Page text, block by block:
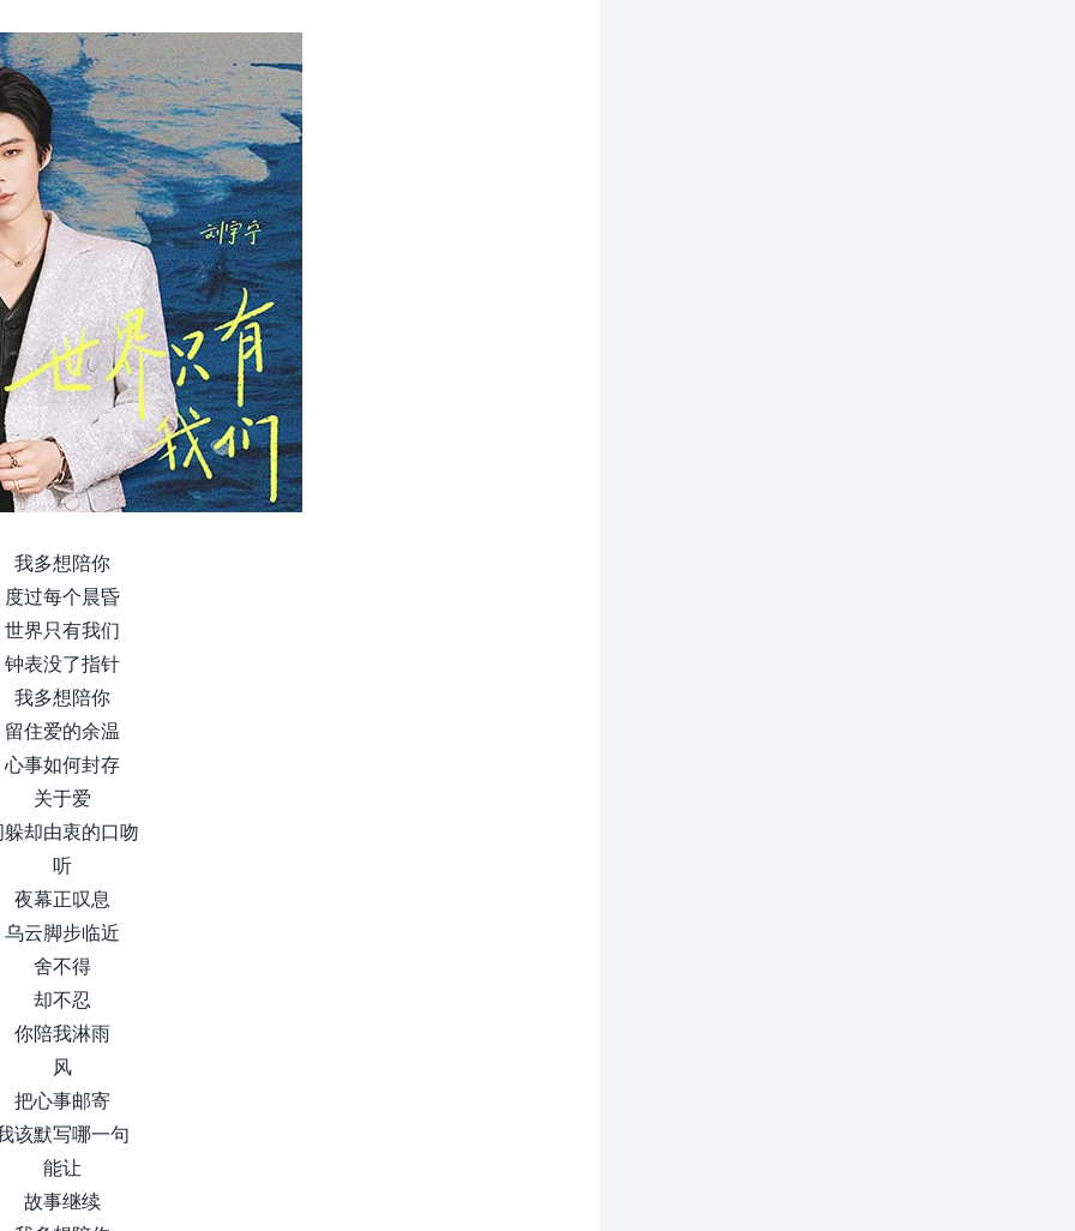
我多想陪你
度过每个晨昏
世界只有我们
钟表没了指针
我多想陪你
留住爱的余温
心事如何封存
关于爱
却由衷的口吻
听
夜幕正叹息
乌云脚步临近
舍不得
却不忍
你陪我淋雨
风
把心事邮寄
该默写哪一句
能让
故事继续